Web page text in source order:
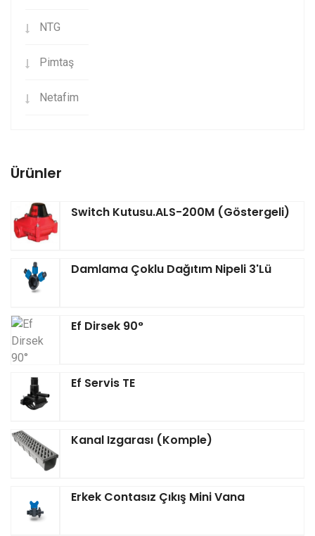
NTG
Pimtaş
Netafim
Ürünler
Switch Kutusu.ALS-200M (Göstergeli)
Damlama Çoklu Dağıtım Nipeli 3'lü
Ef Dirsek 90°
Ef Servis TE
Kanal Izgarası (Komple)
Erkek Contasız Çıkış Mini Vana